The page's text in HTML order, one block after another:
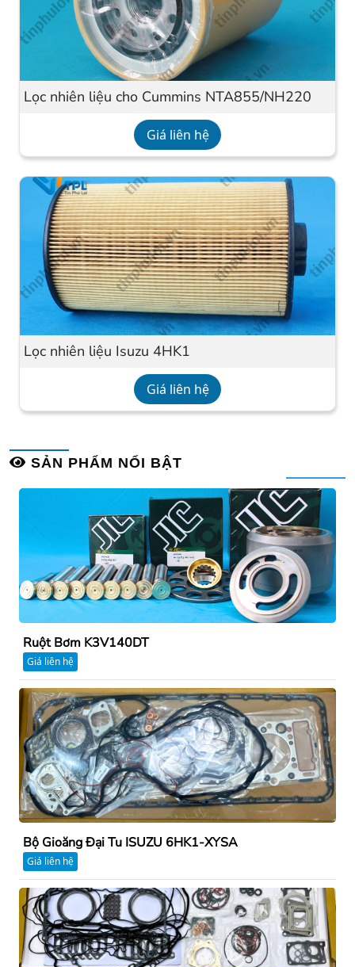
Lọc nhiên liệu cho Cummins NTA855/NH220
Giá liên hệ
Lọc nhiên liệu Isuzu 4HK1
Giá liên hệ
SẢN PHẨM NỔI BẬT
Ruột Bơm K3V140DT
Giá liên hệ
Bộ Gioăng Đại Tu ISUZU 6HK1-XYSA
Giá liên hệ